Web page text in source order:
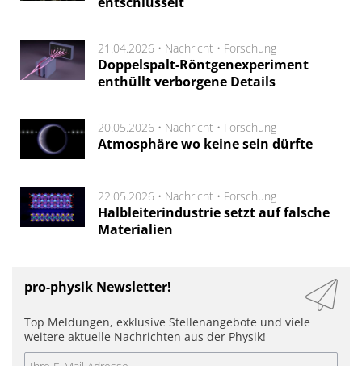
21.04.2026 • Nachricht • Forschung
Doppelspalt-Röntgenexperiment
enthüllt verborgene Details
20.05.2026 • Nachricht • Forschung
Atmosphäre wo keine sein dürfte
22.05.2026 • Nachricht • Forschung
Halbleiterindustrie setzt auf falsche
Materialien
pro-physik Newsletter!
Top Meldungen, exklusive Stellenangebote und viele
weitere aktuelle Nachrichten aus der Physik!